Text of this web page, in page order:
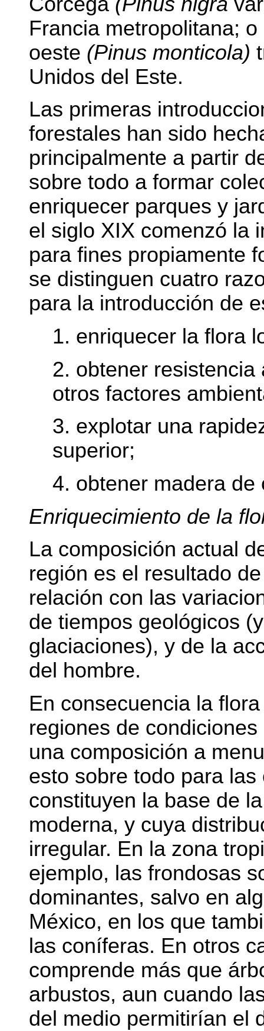
Francia metropolitana;
oeste (Pinus monticola)
Unidos del Este.
Las primeras
forestales han sido
principalmente a partir
sobre todo a formar
enriquecer parques y
el siglo XIX comenzó la
para fines propiamente
se distinguen cuatro
para la introducción de
1. enriquecer la flora
2. obtener resistencia
otros factores
3. explotar una
superior;
4. obtener madera de
Enriquecimiento de la
La composición actual
región es el resultado
relación con las
de tiempos geológicos
glaciaciones), y de la
del hombre.
En consecuencia la
regiones de
una composición a
esto sobre todo para
constituyen la base de
moderna, y cuya
irregular. En la zona
ejemplo, las frondosas
dominantes, salvo en
México, en los que
las coníferas. En otros
comprende más que
arbustos, aun cuando
del medio permitirían el